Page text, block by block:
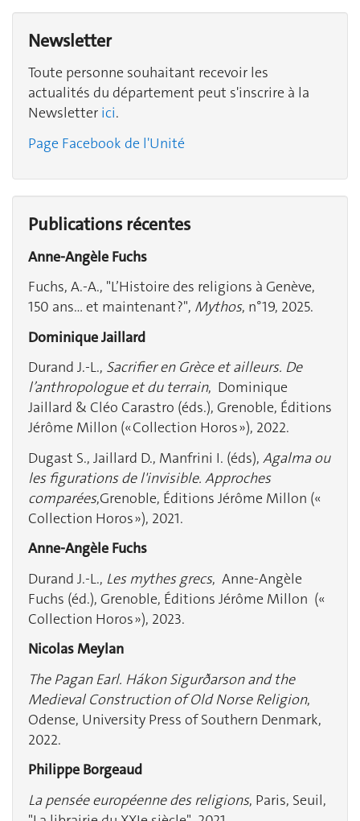
Newsletter
Toute personne souhaitant recevoir les
actualités du département peut s'inscrire à la
Newsletter ici.
Page Facebook de l'Unité
Publications récentes
Anne-Angèle Fuchs
Fuchs, A.-A., "L’Histoire des religions à Genève,
150 ans… et maintenant ?", Mythos, n°19, 2025.
Dominique Jaillard
Durand J.-L., Sacrifier en Grèce et ailleurs. De
l’anthropologue et du terrain, Dominique
Jaillard & Cléo Carastro (éds.), Grenoble, Éditions
Jérôme Millon (« Collection Horos »), 2022.
Dugast S., Jaillard D., Manfrini I. (éds), Agalma ou
les figurations de l'invisible. Approches
comparées,Grenoble, Éditions Jérôme Millon («
Collection Horos »), 2021.
Anne-Angèle Fuchs
Durand J.-L., Les mythes grecs, Anne-Angèle
Fuchs (éd.), Grenoble, Éditions Jérôme Millon («
Collection Horos »), 2023.
Nicolas Meylan
The Pagan Earl. Hákon Sigurðarson and the
Medieval Construction of Old Norse Religion,
Odense, University Press of Southern Denmark,
2022.
Philippe Borgeaud
La pensée européenne des religions, Paris, Seuil,